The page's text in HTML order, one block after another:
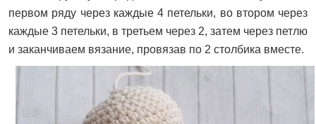
первом ряду через каждые 4 петельки, во втором через
каждые 3 петельки, в третьем через 2, затем через петлю
и заканчиваем вязание, провязав по 2 столбика вместе.